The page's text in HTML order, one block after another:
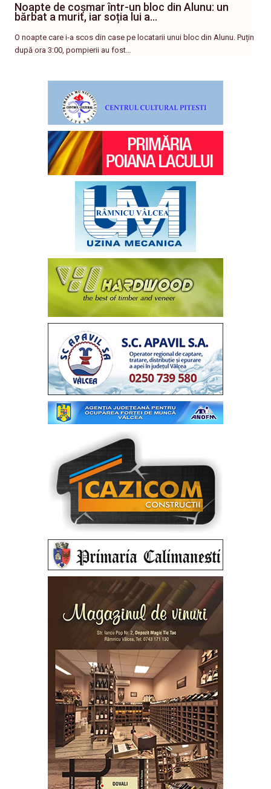
Noapte de coșmar într-un bloc din Alunu: un
bărbat a murit, iar soția lui a…
O noapte care i-a scos din case pe locatarii unui bloc din Alunu. Puțin
după ora 3:00, pompierii au fost…